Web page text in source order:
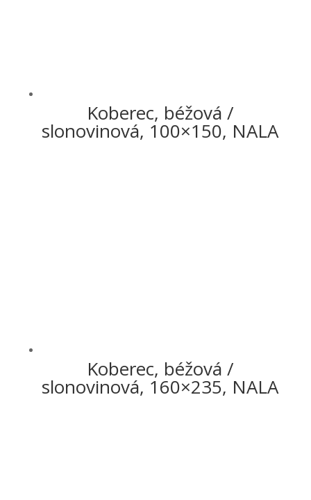
Koberec, béžová /
slonovinová, 100×150, NALA
Koberec, béžová /
slonovinová, 160×235, NALA